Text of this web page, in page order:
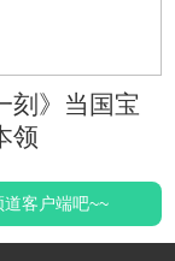
刻》当国宝
领
客户端吧~~